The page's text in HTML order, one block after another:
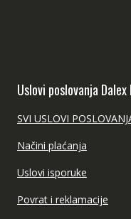
Uslovi poslovanja
SVI USLOVI
Načini plaćanja
Uslovi isporuke
Povrat i reklamacije